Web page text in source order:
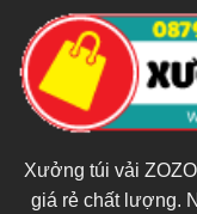
Xưởng túi vải
giá rẻ chất lượng.